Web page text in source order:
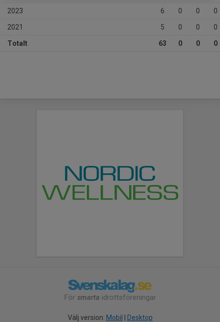
2023 6 0 0 0
2021 5 0 0 0
Totalt 63 0 0 0
För smarta idrottsföreningar
Välj version: Mobil Desktop